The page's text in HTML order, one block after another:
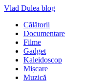
Vlad Dulea blog
Călătorii
Documentare
Filme
Gadget
Kaleidoscop
Mișcare
Muzică